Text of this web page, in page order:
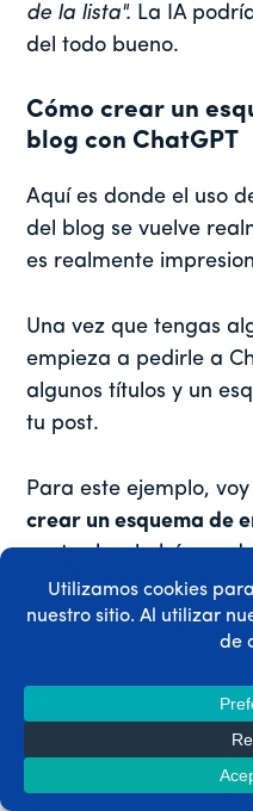
de la lista". La IA
del todo bueno.
Cómo crear un
blog con ChatGPT
Aquí es donde el uso
del blog se vuelve
es realmente
Una vez que tengas
empieza a pedirle a
algunos títulos y un
tu post.
Para este ejemplo,
crear un esquema de
post sobre la
recoger
Incorporaré lo que ya
cómo crear un buen